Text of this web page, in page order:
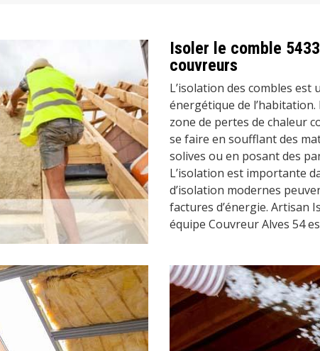
Isoler le comble
couvreurs
L’isolation des combles
énergétique de
zone de pertes de chaleur
se faire en soufflant des
solives ou en posant des
L’isolation est importante
d’isolation modernes
factures d’énergie. Artisan
équipe Couvreur Alves 54